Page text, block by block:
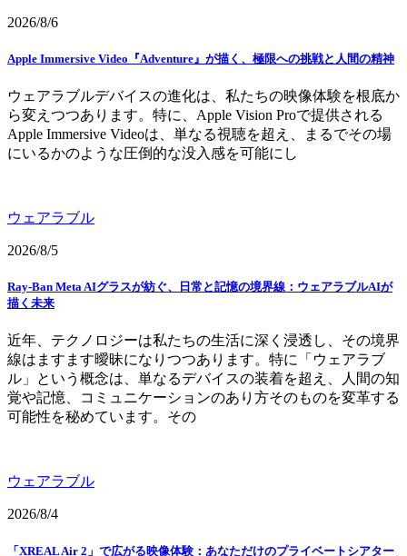
2026/8/6
Apple Immersive Video『Adventure』が描く、極限への挑戦と人間の精神
ウェアラブルデバイスの進化は、私たちの映像体験を根底か
ら変えつつあります。特に、Apple Vision Proで提供される
Apple Immersive Videoは、単なる視聴を超え、まるでその場
にいるかのような圧倒的な没入感を可能にし
ウェアラブル
2026/8/5
Ray-Ban Meta AIグラスが紡ぐ、日常と記憶の境界線：ウェアラブルAIが
描く未来
近年、テクノロジーは私たちの生活に深く浸透し、その境界
線はますます曖昧になりつつあります。特に「ウェアラブ
ル」という概念は、単なるデバイスの装着を超え、人間の知
覚や記憶、コミュニケーションのあり方そのものを変革する
可能性を秘めています。その
ウェアラブル
2026/8/4
「XREAL Air 2」で広がる映像体験：あなただけのプライベートシアター